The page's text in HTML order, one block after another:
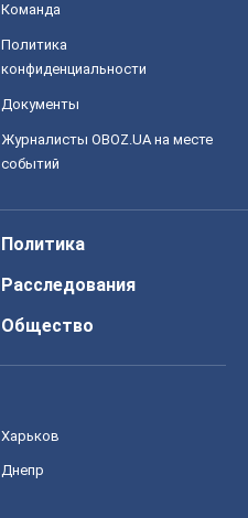
Команда
Политика
конфиденциальности
Документы
Журналисты OBOZ.UA на месте
событий
Политика
Расследования
Общество
Харьков
Днепр